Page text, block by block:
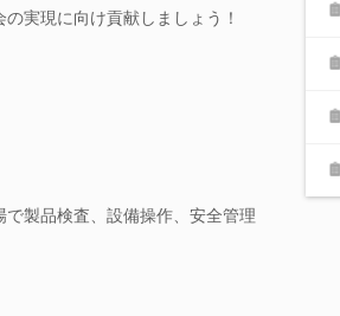
実現に向け貢献しましょう！
で製品検査、設備操作、安全管理